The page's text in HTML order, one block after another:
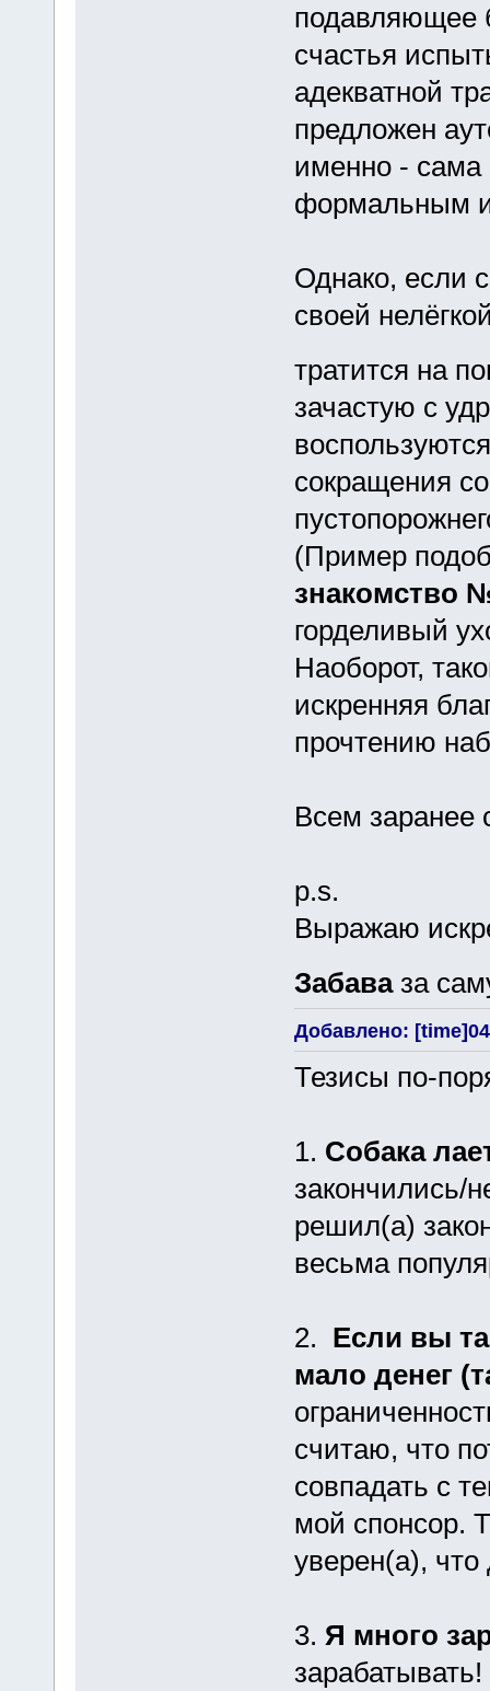
подавляющее
счастья
адекватной
предложен
именно - сама
формальным
Однако, если
своей
тратится на
зачастую с
сокращения
(Пример
знакомство
горделивый
Наоборот,
искренняя
прочтению
Всем заранее
p.s.
Выражаю
Забаваза
Добавлено:
Тезисы по-
1. Собака
закончились/
решил(а)
весьма
2. Если вы
мало денег
считаю, что
совпадать с
мой спонсор.
уверен(а),
3. Я много